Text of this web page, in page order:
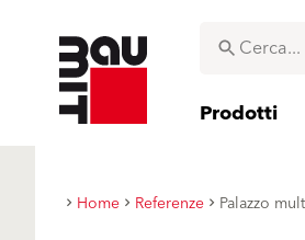
Prodotti
Home Referenze Palazzo